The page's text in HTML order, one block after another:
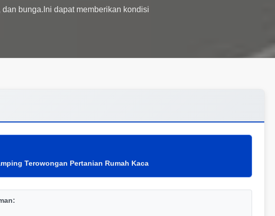
bunga.Ini dapat memberikan kondisi
Terowongan Pertanian Rumah Kaca